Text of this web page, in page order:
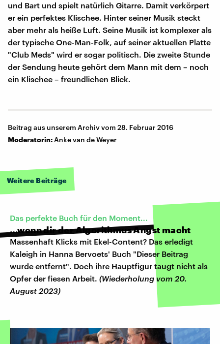
und Bart und spielt natürlich Gitarre. Damit verkörpert
er ein perfektes Klischee. Hinter seiner Musik steckt
aber mehr als heiße Luft. Seine Musik ist komplexer als
der typische One-Man-Folk, auf seiner aktuellen Platte
"Club Meds" wird er sogar politisch. Die zweite Stunde
der Sendung heute gehört dem Mann mit dem – noch
ein Klischee – freundlichen Blick.
Beitrag aus unserem Archiv vom 28. Februar 2016
Moderatorin:Anke van de Weyer
Weitere Beiträge
Das perfekte Buch für den Moment...
…wenn dir der Algorithmus Angst macht
Massenhaft Klicks mit Ekel-Content? Das erledigt
Kaleigh in Hanna Bervoets' Buch "Dieser Beitrag
wurde entfernt". Doch ihre Hauptfigur taugt nicht als
Opfer der fiesen Arbeit. (Wiederholung vom 20.
August 2023)